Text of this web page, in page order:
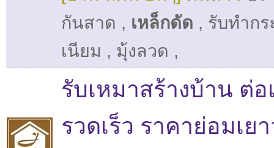
กันสาด , เหล็กดัด , รับทำก
เนียม , มุ้งลวด ,
รับเหมาสร้างบ้าน ต่อ
รวดเร็ว ราคาย่อมเย